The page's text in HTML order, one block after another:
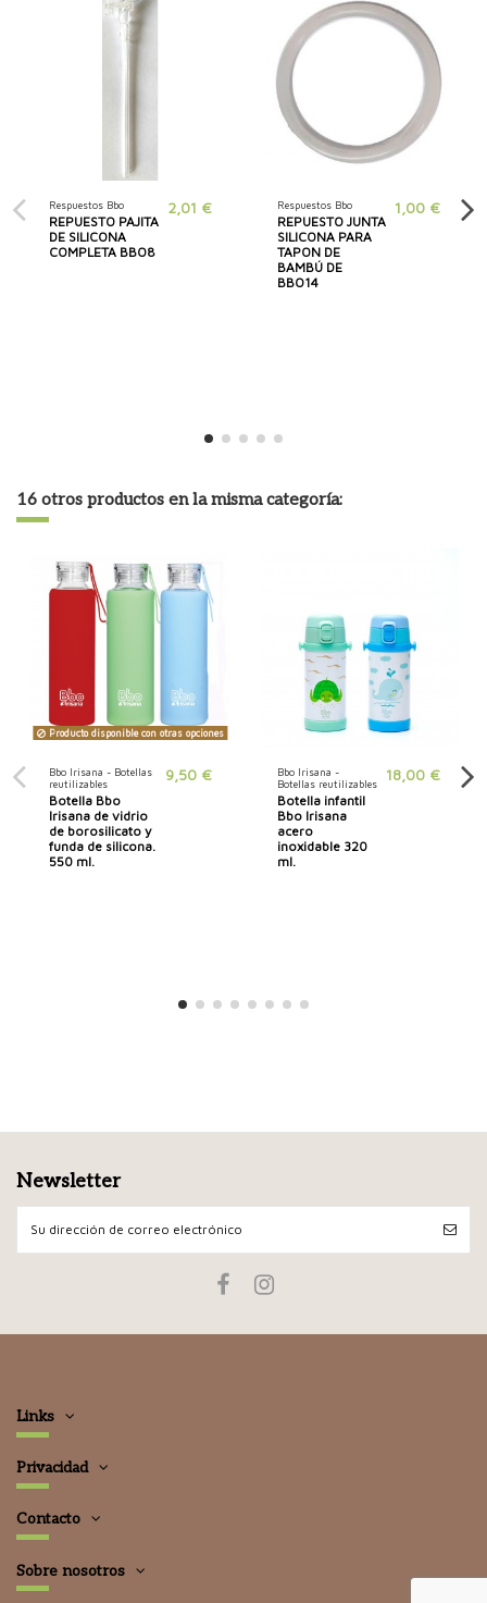
Respuestos Bbo
REPUESTO PAJITA
DE SILICONA
COMPLETA BBO8
2,01 € Respuestos Bbo
REPUESTO JUNTA
SILICONA PARA
TAPON DE
BAMBÚ DE
BBO14
1,00 €
16 otros productos en la misma categoría:
Producto disponible con otras opciones
Bbo Irisana - Botellas
reutilizables
Botella Bbo
Irisana de vidrio
de borosilicato y
funda de silicona.
550 ml.
9,50 €
Bbo Irisana -
Botellas reutilizables
Botella infantil
Bbo Irisana
acero
inoxidable 320
ml.
18,00 €
Newsletter
Links
Privacidad
Contacto
Sobre nosotros